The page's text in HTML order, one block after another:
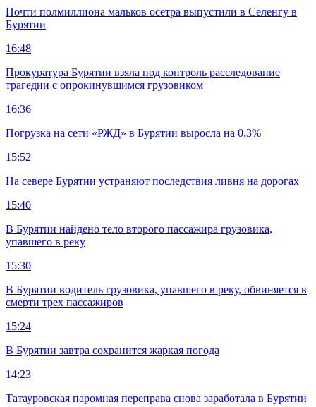
Почти полмиллиона мальков осетра выпустили в Селенгу в
Бурятии
16:48
Прокуратура Бурятии взяла под контроль расследование
трагедии с опрокинувшимся грузовиком
16:36
Погрузка на сети «РЖД» в Бурятии выросла на 0,3%
15:52
На севере Бурятии устраняют последствия ливня на дорогах
15:40
В Бурятии найдено тело второго пассажира грузовика,
упавшего в реку
15:30
В Бурятии водитель грузовика, упавшего в реку, обвиняется в
смерти трех пассажиров
15:24
В Бурятии завтра сохранится жаркая погода
14:23
Татауровская паромная переправа снова заработала в Бурятии